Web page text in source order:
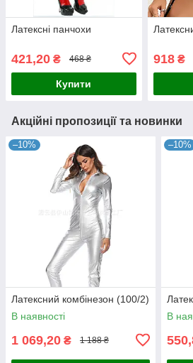
Латексні панчохи
421,20 ₴ 468 ₴
Купити
918₴
Акційні пропозиції та новинки
–10%
Латексний комбінезон (100/2)
В наявності
1 069,20 ₴ 1 188 ₴
–10%
В